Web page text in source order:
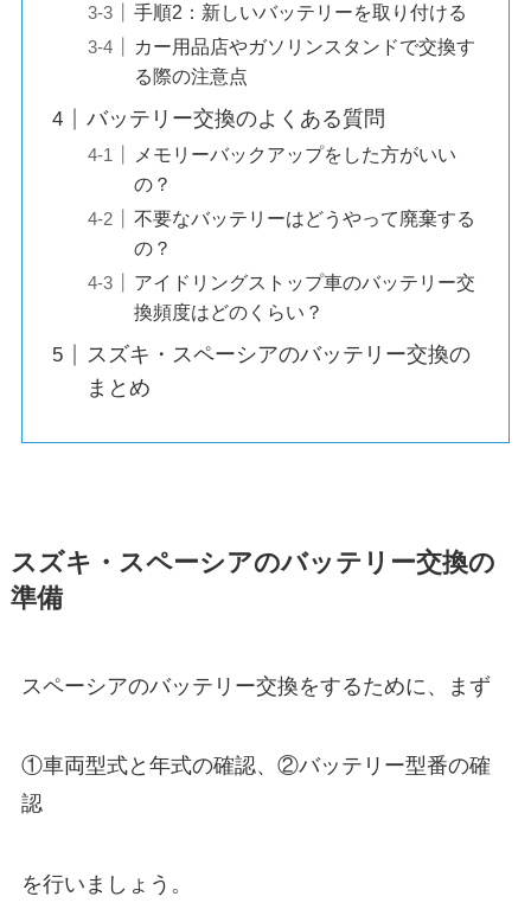
手順2：新しいバッテリーを取り付ける
カー用品店やガソリンスタンドで交換す
る際の注意点
バッテリー交換のよくある質問
メモリーバックアップをした方がいい
の？
不要なバッテリーはどうやって廃棄する
の？
アイドリングストップ車のバッテリー交
換頻度はどのくらい？
スズキ・スペーシアのバッテリー交換の
まとめ
スズキ・スペーシアのバッテリー交換の
準備
スペーシアのバッテリー交換をするために、まず
①車両型式と年式の確認、②バッテリー型番の確
認
を行いましょう。